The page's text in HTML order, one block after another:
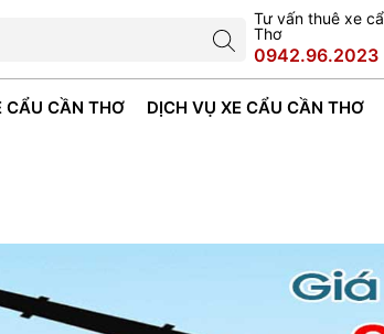
Tư vấn thuê xe
Thơ
0942.96.2023
CẨU CẦN THƠ DỊCH VỤ XE CẨU CẦN THƠ